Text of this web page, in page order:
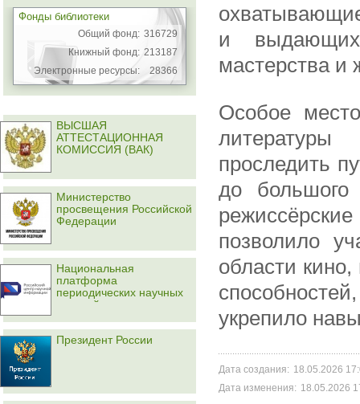
Фонды библиотеки
Общий фонд: 316729
Книжный фонд: 213187
Электронные ресурсы:
28366
ВЫСШАЯ
АТТЕСТАЦИОННАЯ
КОМИССИЯ (ВАК)
Министерство
просвещения Российской
Федерации
Национальная
платформа
периодических научных
изданий
Президент России
и
мастерства и
Особое
проследить
до большого
позволило
области
укрепило
Дата создания: 18.05.2026
Дата изменения: 18.05.2026